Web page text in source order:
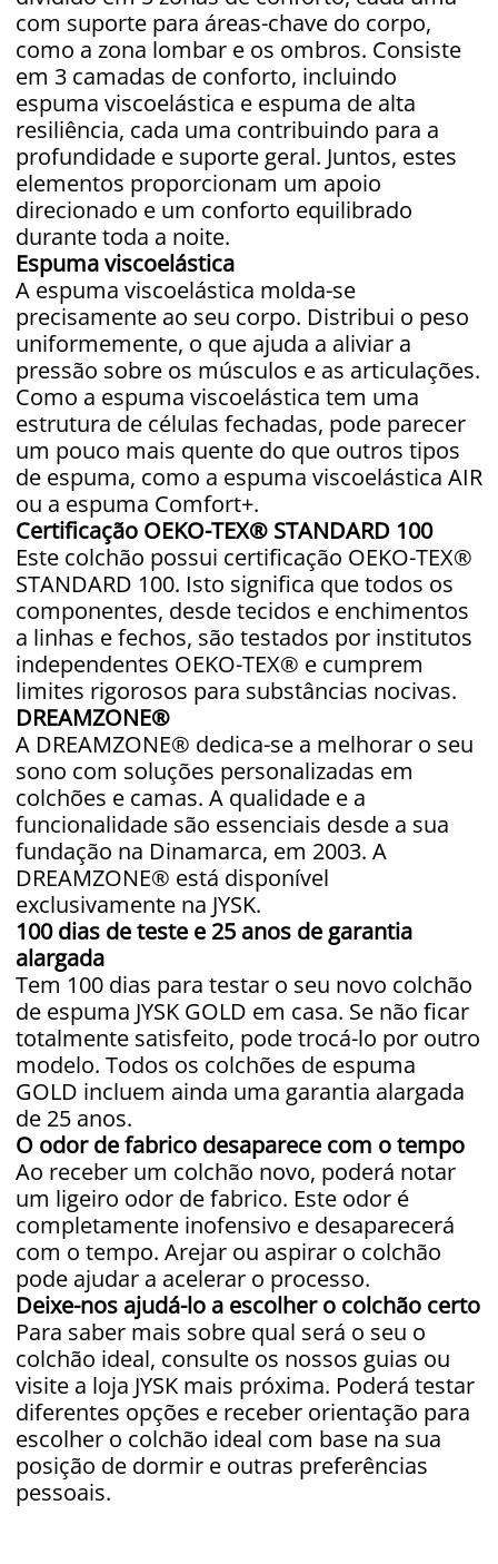
com suporte para áreas-chave do corpo,
como a zona lombar e os ombros. Consiste
em 3 camadas de conforto, incluindo
espuma viscoelástica e espuma de alta
resiliência, cada uma contribuindo para a
profundidade e suporte geral. Juntos, estes
elementos proporcionam um apoio
direcionado e um conforto equilibrado
durante toda a noite.
Espuma viscoelástica
A espuma viscoelástica molda-se
precisamente ao seu corpo. Distribui o peso
uniformemente, o que ajuda a aliviar a
pressão sobre os músculos e as articulações.
Como a espuma viscoelástica tem uma
estrutura de células fechadas, pode parecer
um pouco mais quente do que outros tipos
de espuma, como a espuma viscoelástica AIR
ou a espuma Comfort+.
Certificação OEKO-TEX® STANDARD 100
Este colchão possui certificação OEKO-TEX®
STANDARD 100. Isto significa que todos os
componentes, desde tecidos e enchimentos
a linhas e fechos, são testados por institutos
independentes OEKO-TEX® e cumprem
limites rigorosos para substâncias nocivas.
DREAMZONE®
A DREAMZONE® dedica-se a melhorar o seu
sono com soluções personalizadas em
colchões e camas. A qualidade e a
funcionalidade são essenciais desde a sua
fundação na Dinamarca, em 2003. A
DREAMZONE® está disponível
exclusivamente na JYSK.
100 dias de teste e 25 anos de garantia
alargada
Tem 100 dias para testar o seu novo colchão
de espuma JYSK GOLD em casa. Se não ficar
totalmente satisfeito, pode trocá-lo por outro
modelo. Todos os colchões de espuma
GOLD incluem ainda uma garantia alargada
de 25 anos.
O odor de fabrico desaparece com o tempo
Ao receber um colchão novo, poderá notar
um ligeiro odor de fabrico. Este odor é
completamente inofensivo e desaparecerá
com o tempo. Arejar ou aspirar o colchão
pode ajudar a acelerar o processo.
Deixe-nos ajudá-lo a escolher o colchão certo
Para saber mais sobre qual será o seu o
colchão ideal, consulte os nossos guias ou
visite a loja JYSK mais próxima. Poderá testar
diferentes opções e receber orientação para
escolher o colchão ideal com base na sua
posição de dormir e outras preferências
pessoais.